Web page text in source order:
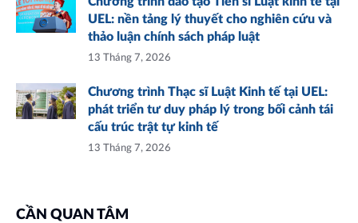
UEL: nền tảng lý thuyết cho nghiên cứu và
thảo luận chính sách pháp luật
13 Tháng 7, 2026
Chương trình Thạc sĩ Luật Kinh tế tại UEL:
phát triển tư duy pháp lý trong bối cảnh tái
cấu trúc trật tự kinh tế
13 Tháng 7, 2026
CẦN QUAN TÂM